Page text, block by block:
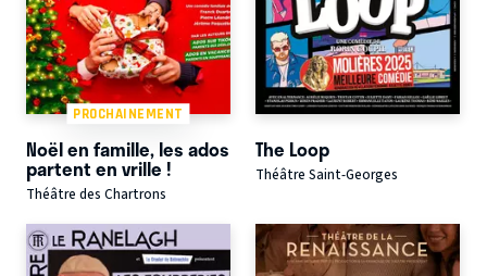
PROCHAINEMENT
Noël en famille, les ados
partent en vrille !
Théâtre des Chartrons
The Loop
Théâtre Saint-Georges